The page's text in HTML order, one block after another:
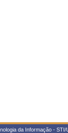
da Informação -